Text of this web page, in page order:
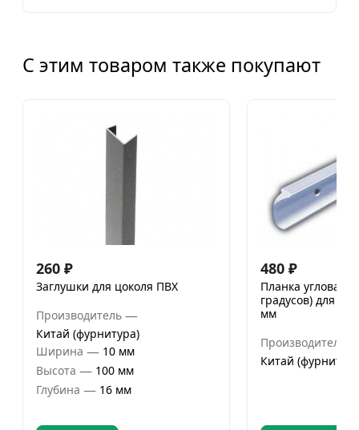
С этим товаром также покупают
260 ₽
Заглушки для цоколя ПВХ
Производитель —
Китай (фурнитура)
Ширина — 10 мм
Высота — 100 мм
Глубина — 16 мм
480 ₽
Планка угловая
градусов) для
мм
Производитель
Китай